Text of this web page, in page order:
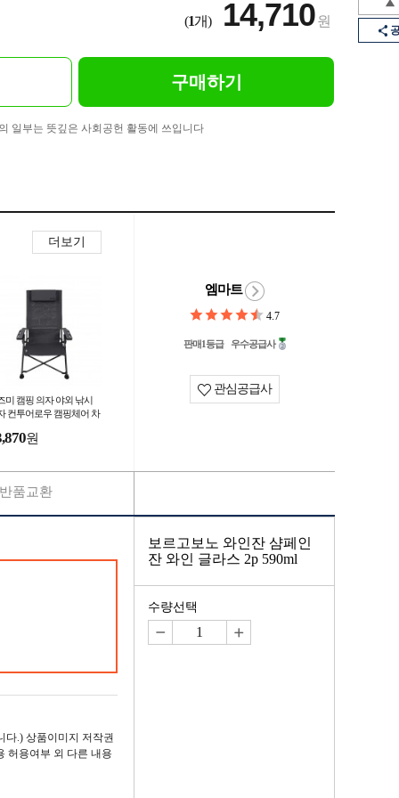
(1개) 14,710원
구매하기
일부는 뜻깊은 사회공헌 활동에 쓰입니다
더보기
미 캠핑 의자 야외 낚시
컨투어로우 캠핑체어 차
원
엠마트
4.7
판매1등급 우수공급사
관심공급사
다.) 상품이미지 저작권
허용여부 외 다른 내용
반품교환
보르고보노 와인잔 샴페인
잔 와인 글라스 2p 590ml
수량선택